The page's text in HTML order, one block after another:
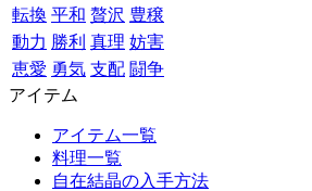
転換 平和 贅沢 豊穣
動力 勝利 真理 妨害
恵愛 勇気 支配 闘争
アイテム
アイテム一覧
料理一覧
自在結晶の入手方法